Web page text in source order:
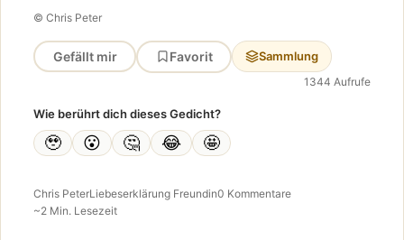
© Chris Peter
Gefällt mir Favorit Sammlung
1344 Aufrufe
Wie berührt dich dieses Gedicht?
🥹 😮 🤔 😂 🤩
Chris PeterLiebeserklärung Freundin0 Kommentare
~2 Min. Lesezeit